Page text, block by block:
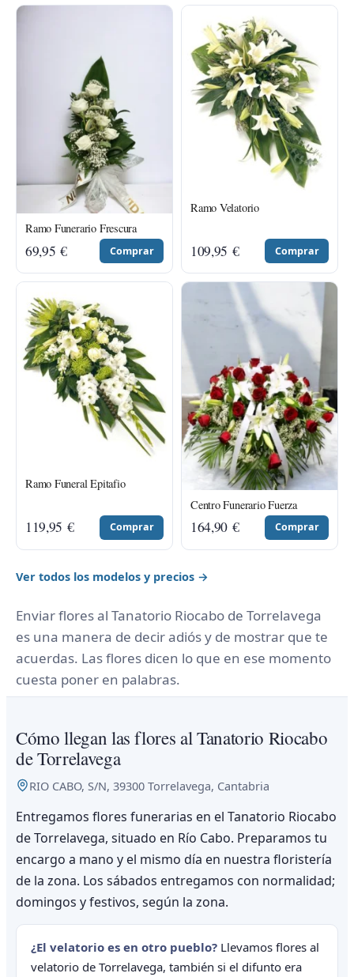
Ramo Funerario Frescura
69,95 € Comprar
Ramo Velatorio
109,95 € Comprar
Ramo Funeral Epitafio
119,95 € Comprar
Centro Funerario Fuerza
164,90 € Comprar
Ver todos los modelos y precios →
Enviar flores al Tanatorio Riocabo de Torrelavega
es una manera de decir adiós y de mostrar que te
acuerdas. Las flores dicen lo que en ese momento
cuesta poner en palabras.
Cómo llegan las flores al Tanatorio Riocabo
de Torrelavega
RIO CABO, S/N, 39300 Torrelavega, Cantabria
Entregamos flores funerarias en el Tanatorio Riocabo
de Torrelavega, situado en Río Cabo. Preparamos tu
encargo a mano y el mismo día en nuestra floristería
de la zona. Los sábados entregamos con normalidad;
domingos y festivos, según la zona.
¿El velatorio es en otro pueblo? Llevamos flores al
velatorio de Torrelavega, también si el difunto era